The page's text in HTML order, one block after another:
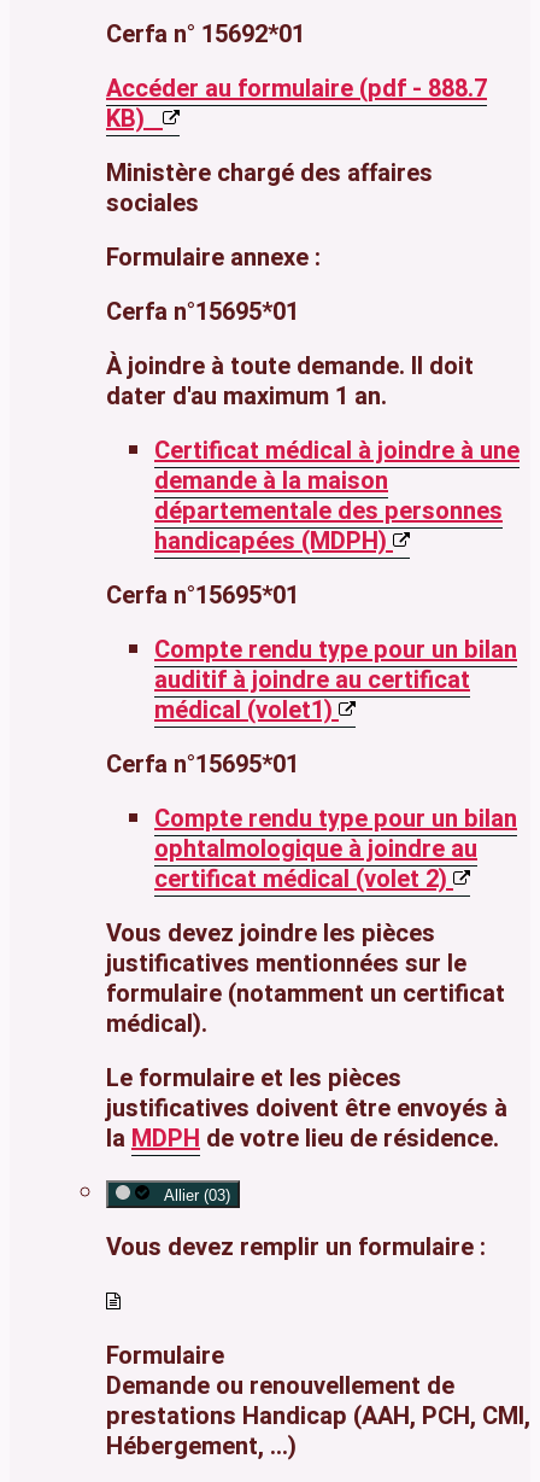
Cerfa n° 15692*01
Accéder au formulaire (pdf - 888.7
KB)
Ministère chargé des affaires
sociales
Formulaire annexe :
Cerfa n°15695*01
À joindre à toute demande. Il doit
dater d'au maximum 1 an.
Certificat médical à joindre à une
demande à la maison
départementale des personnes
handicapées (MDPH)
Cerfa n°15695*01
Compte rendu type pour un bilan
auditif à joindre au certificat
médical (volet1)
Cerfa n°15695*01
Compte rendu type pour un bilan
ophtalmologique à joindre au
certificat médical (volet 2)
Vous devez joindre les pièces
justificatives mentionnées sur le
formulaire (notamment un certificat
médical).
Le formulaire et les pièces
justificatives doivent être envoyés à
la MDPH de votre lieu de résidence.
Allier (03)
Vous devez remplir un formulaire :
Formulaire
Demande ou renouvellement de
prestations Handicap (AAH, PCH, CMI,
Hébergement, ...)